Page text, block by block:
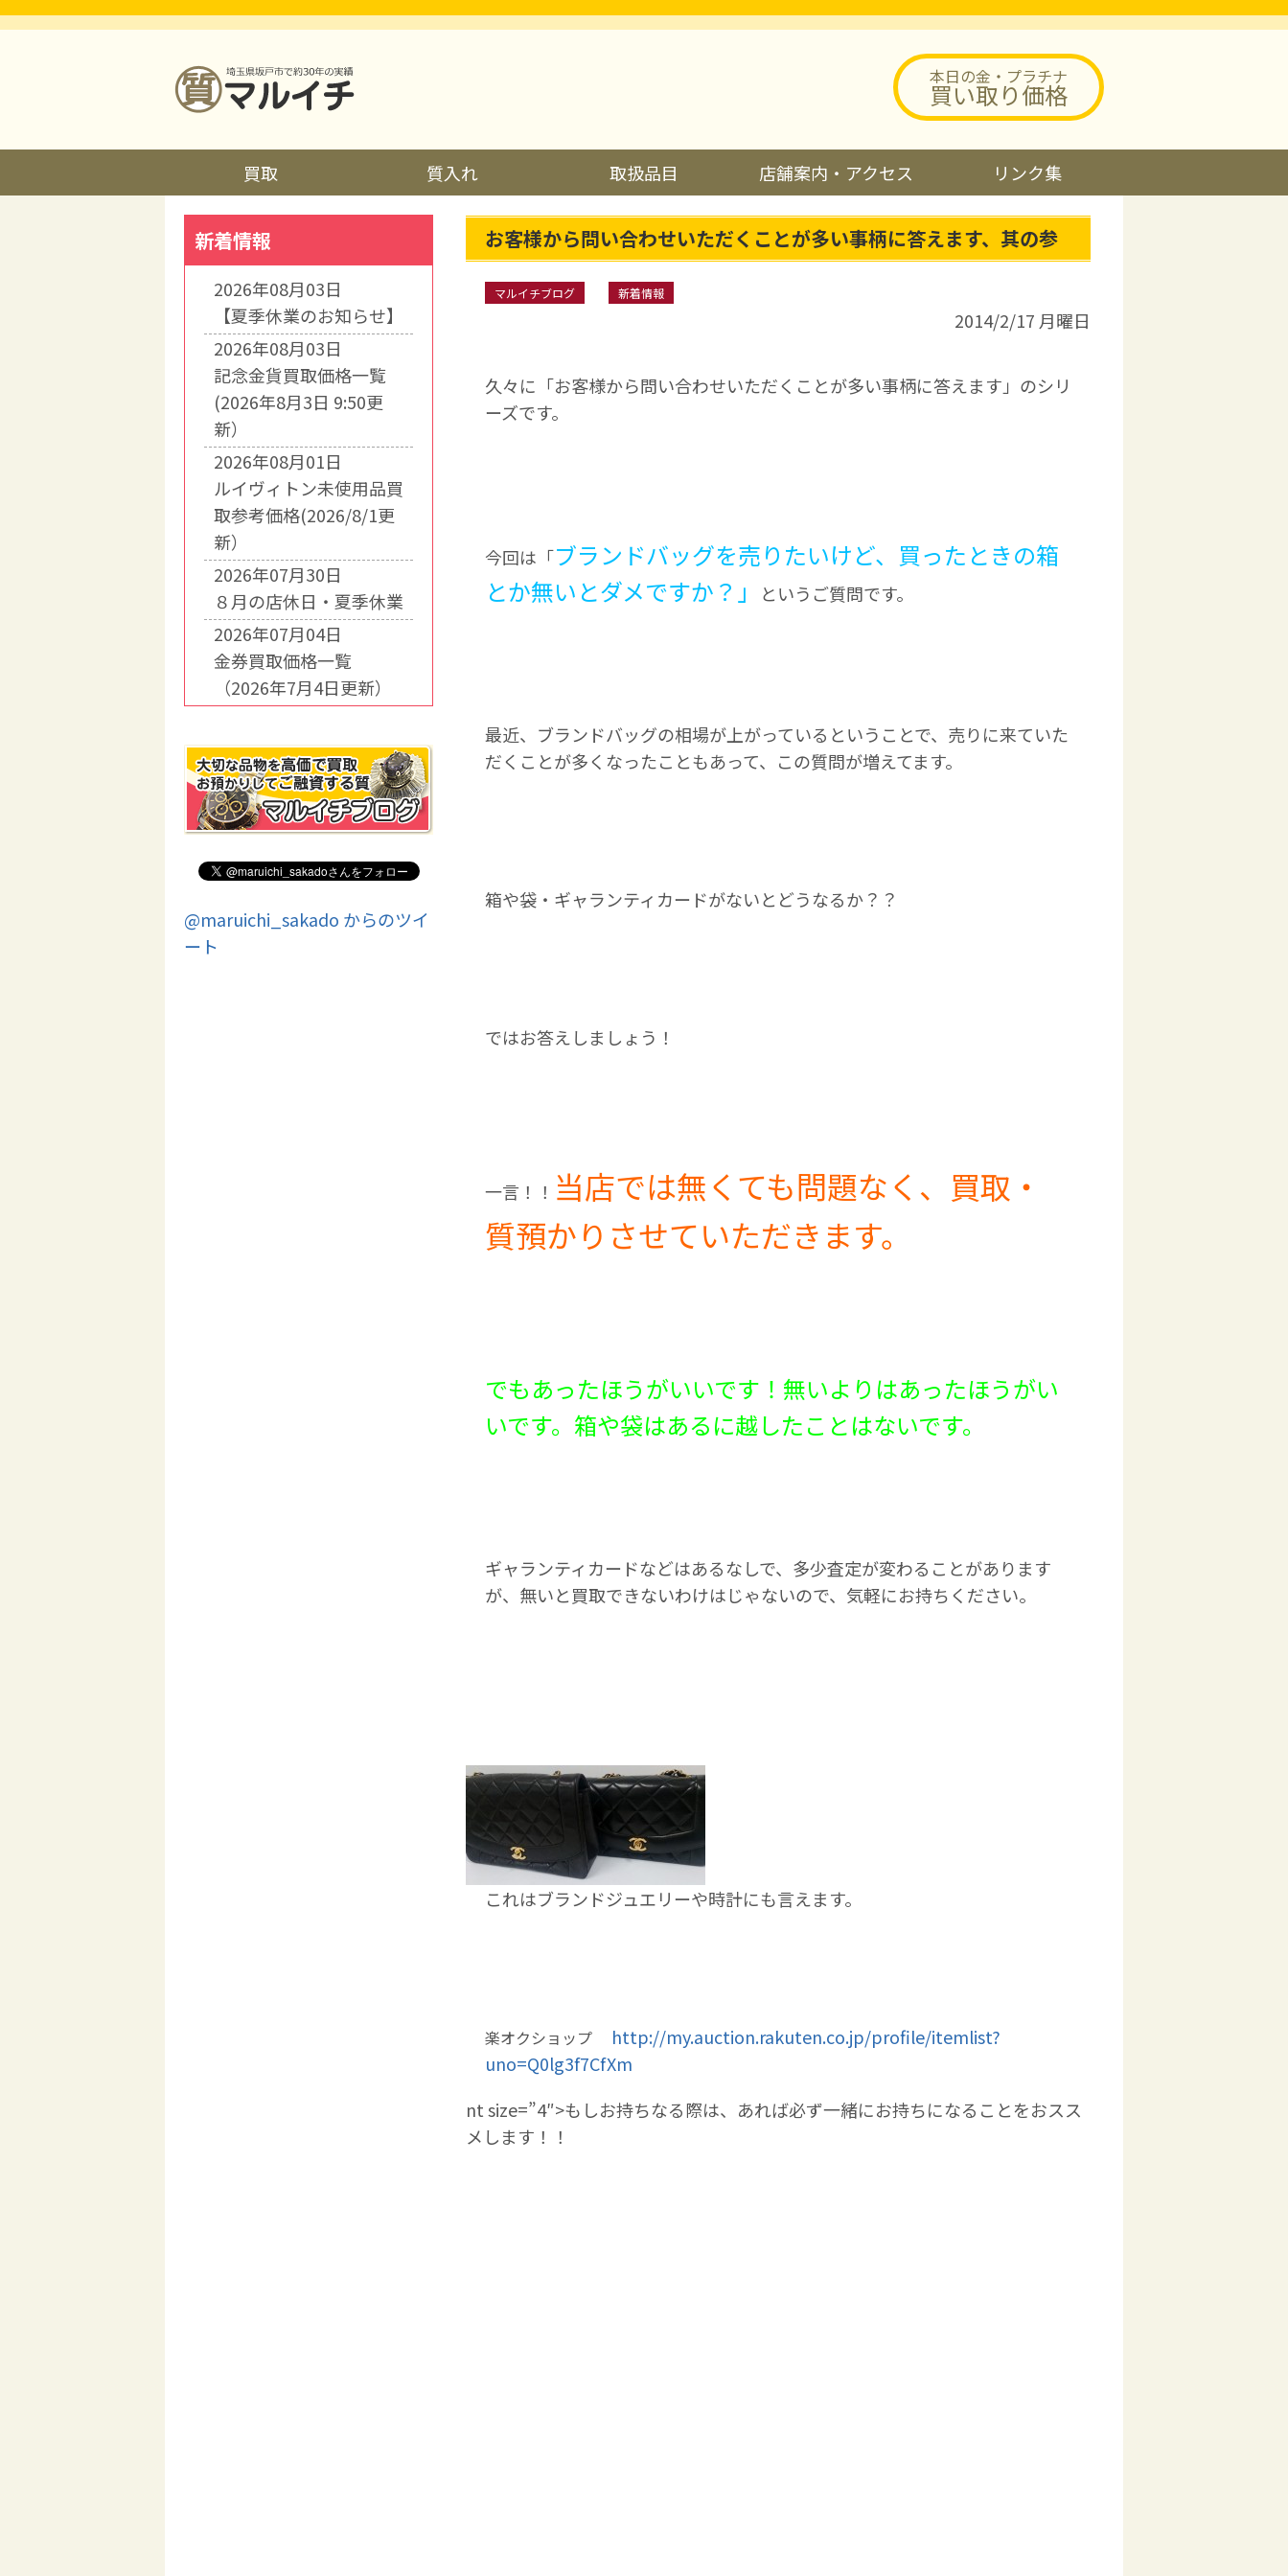
本日の金・プラチナ
買い取り価格
買取 質入れ 取扱品目 店舗案内・アクセス リンク集
お客様から問い合わせいただくことが多い事柄に答えます、其の参
マルイチブログ 新着情報
2014/2/17 月曜日
久々に「お客様から問い合わせいただくことが多い事柄に答えます」のシリ
ーズです。
今回は「ブランドバッグを売りたいけど、買ったときの箱
とか無いとダメですか？」
というご質問です。
最近、ブランドバッグの相場が上がっているということで、売りに来ていた
だくことが多くなったこともあって、この質問が増えてます。
箱や袋・ギャランティカードがないとどうなるか？？
ではお答えしましょう！
一言！！ 当店では無くても問題なく、買取・
質預かりさせていただきます。
でもあったほうがいいです！無いよりはあったほうがい
いです。箱や袋はあるに越したことはないです。
ギャランティカードなどはあるなしで、多少査定が変わることがあります
が、無いと買取できないわけはじゃないので、気軽にお持ちください。
これはブランドジュエリーや時計にも言えます。
楽オクショップ
http://my.auction.rakuten.co.jp/profile/itemlist?
uno=Q0lg3f7CfXm
nt size=”4″>もしお持ちなる際は、あれば必ず一緒にお持ちになることをおスス
メします！！
新着情報
2026年08月03日
【夏季休業のお知らせ】
2026年08月03日
記念金貨買取価格一覧
(2026年8月3日 9:50更
新）
2026年08月01日
ルイヴィトン未使用品買
取参考価格(2026/8/1更
新）
2026年07月30日
８月の店休日・夏季休業
2026年07月04日
金券買取価格一覧
（2026年7月4日更新）
@maruichi_sakado からのツイ
ート